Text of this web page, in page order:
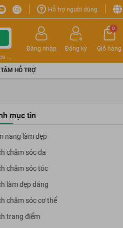
Hỗ trợ người dùng
Đăng nhập Đăng ký
0
Giỏ hàng
HỖ TRỢ
mục tin
nang làm đẹp
chăm sóc da
chăm sóc tóc
làm đẹp dáng
chăm sóc cơ thể
trang điểm